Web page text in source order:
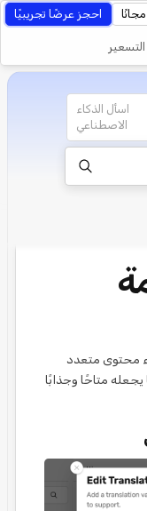
التسعير
احجز عرضًا تجريبيًا
اسأل الذكاء
الاصطناعي
محتوى متعدد
متاحًا وجذابًا